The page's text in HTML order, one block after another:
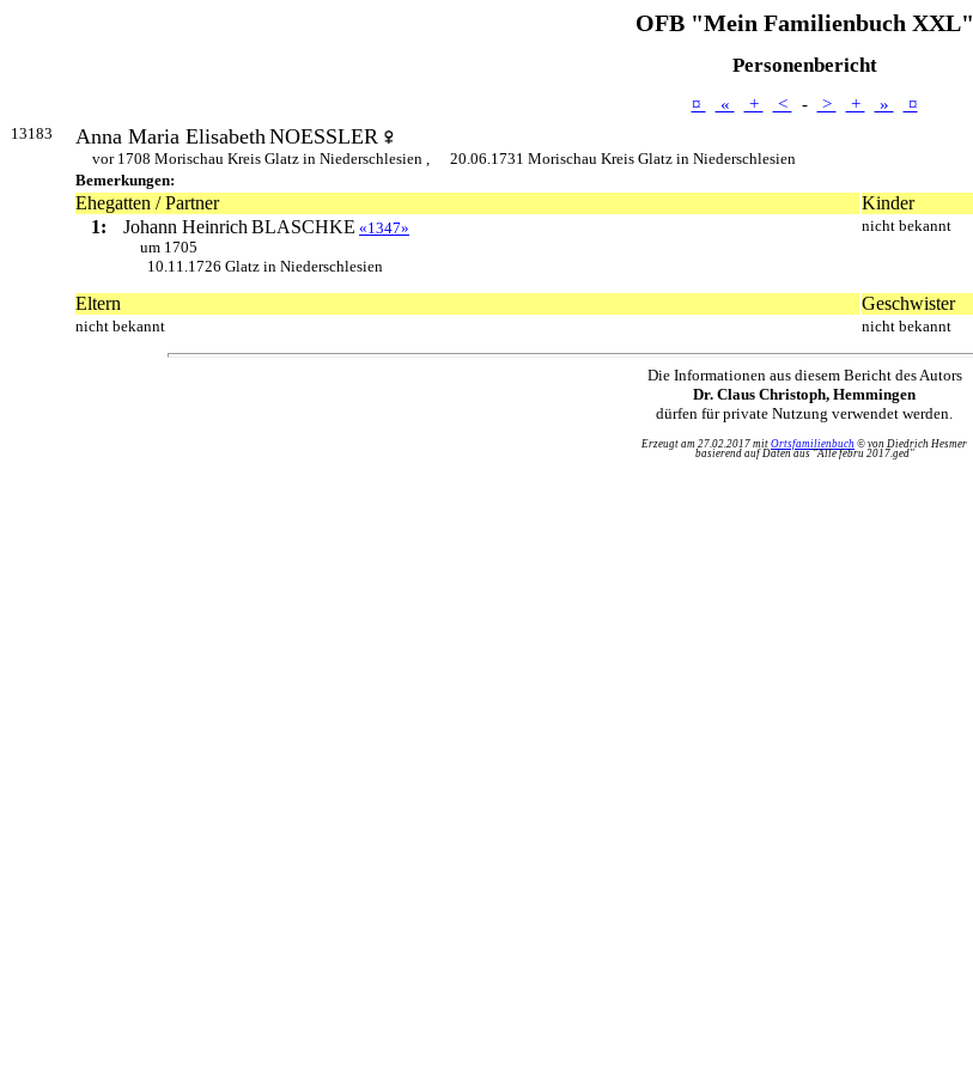
OFB "Mein Familienbuch XXL"
Personenbericht
¤ « + < - > + » ¤
13183 Anna Maria ElisabethNOESSLER
vor 1708 Morischau Kreis Glatz in Niederschlesien ,
20.06.1731 Morischau Kreis Glatz in Niederschlesien
Bemerkungen:
Ehegatten / Partner
Kinder
1:
Johann Heinrich BLASCHKE «1347»
um 1705
10.11.1726 Glatz in Niederschlesien
nicht bekannt
Eltern Geschwister
nicht bekannt nicht bekannt
Die Informationen aus diesem Bericht des Autors
Dr. Claus Christoph, Hemmingen
dürfen für private Nutzung verwendet werden.
Erzeugt am 27.02.2017 mit Ortsfamilienbuch © von Diedrich Hesmer
basierend auf Daten aus "Alle febru 2017.ged"